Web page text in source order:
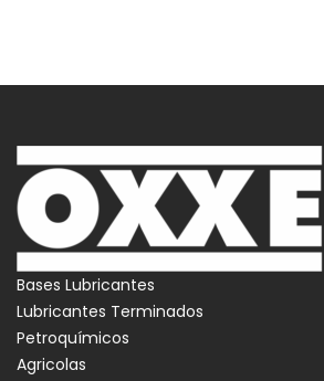
Bases Lubricantes
Lubricantes Terminados
Petroquímicos
Agricolas